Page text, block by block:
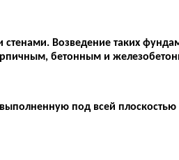
Возведение таких
бетонным и
под всей плоскостью